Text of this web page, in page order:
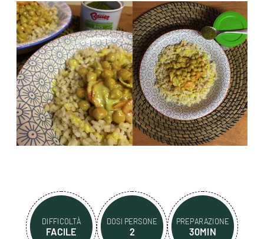
DIFFICOLTÀ
FACILE
DOSI PERSONE
2
PREPARAZIONE
30MIN